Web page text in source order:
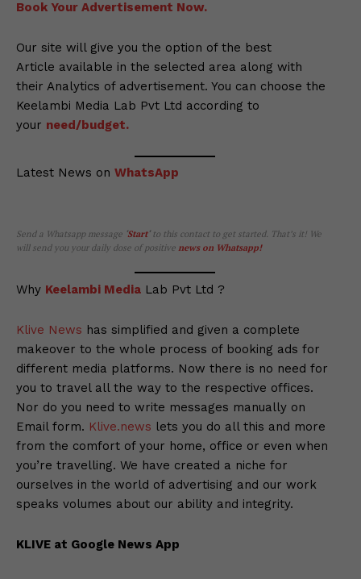
Book Your Advertisement Now.
Our site will give you the option of the best
Article available in the selected area along with
their Analytics of advertisement. You can choose the
Keelambi Media Lab Pvt Ltd according to
your need/budget.
Latest News on WhatsApp
Send a Whatsapp message Start‘ to this contact to get started. That’s it! We
will send you your daily dose of positive news on Whatsapp!
Why Keelambi Media Lab Pvt Ltd ?
Klive News has simplified and given a complete
makeover to the whole process of booking ads for
different media platforms. Now there is no need for
you to travel all the way to the respective offices.
Nor do you need to write messages manually on
Email form. Klive.news lets you do all this and more
from the comfort of your home, office or even when
you’re travelling. We have created a niche for
ourselves in the world of advertising and our work
speaks volumes about our ability and integrity.
KLIVE at Google News App